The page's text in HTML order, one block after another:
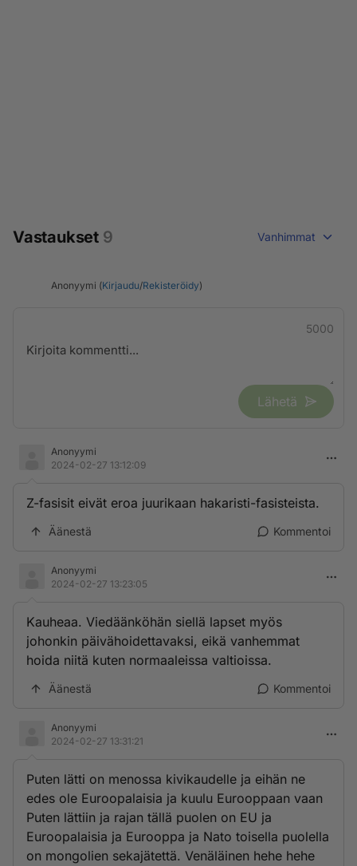
Vastaukset 9 Vanhimmat
Anonyymi (Kirjaudu/Rekisteröidy)
5000
Lähetä
Anonyymi
2024-02-27 13:12:09
Z-fasisit eivät eroa juurikaan hakaristi-fasisteista.
Äänestä Kommentoi
Anonyymi
2024-02-27 13:23:05
Kauheaa. Viedäänköhän siellä lapset myös
johonkin päivähoidettavaksi, eikä vanhemmat
hoida niitä kuten normaaleissa valtioissa.
Äänestä Kommentoi
Anonyymi
2024-02-27 13:31:21
Puten lätti on menossa kivikaudelle ja eihän ne
edes ole Euroopalaisia ja kuulu Eurooppaan vaan
Puten lättiin ja rajan tällä puolen on EU ja
Euroopalaisia ja Eurooppa ja Nato toisella puolella
on mongolien sekajätettä. Venäläinen hehe hehe